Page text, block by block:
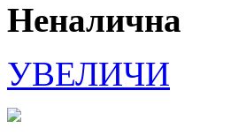
Неналична
УВЕЛИЧИ